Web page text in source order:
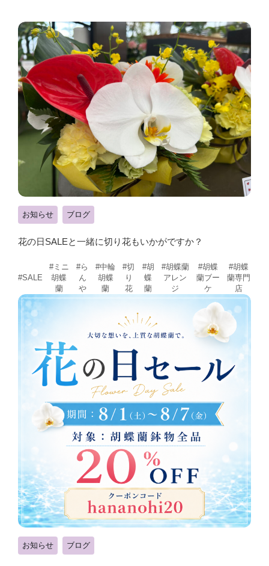
お知らせ ブログ
花の日SALEと一緒に切り花もいかがですか？
#SALE
#ミニ
胡蝶
蘭
#ら
ん
や
#中輪
胡蝶
蘭
#切
り
花
#胡
蝶
蘭
#胡蝶蘭
アレン
ジ
#胡蝶
蘭ブー
ケ
#胡蝶
蘭専門
店
お知らせ ブログ